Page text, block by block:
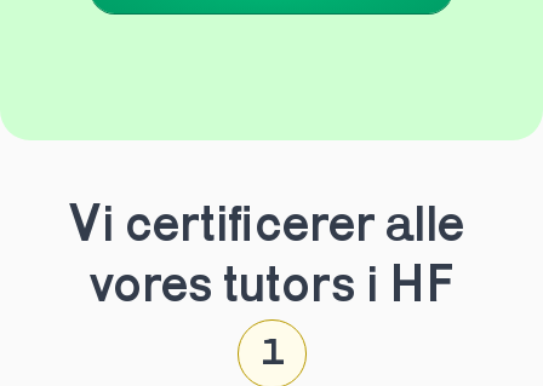
Vi certificerer alle
vores tutors i HF
1